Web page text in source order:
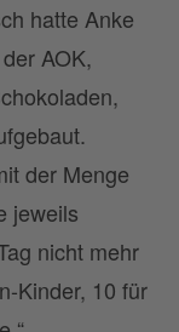
hatte Anke
AOK,
der Menge
jeweils
nicht mehr
Kinder, 10 für